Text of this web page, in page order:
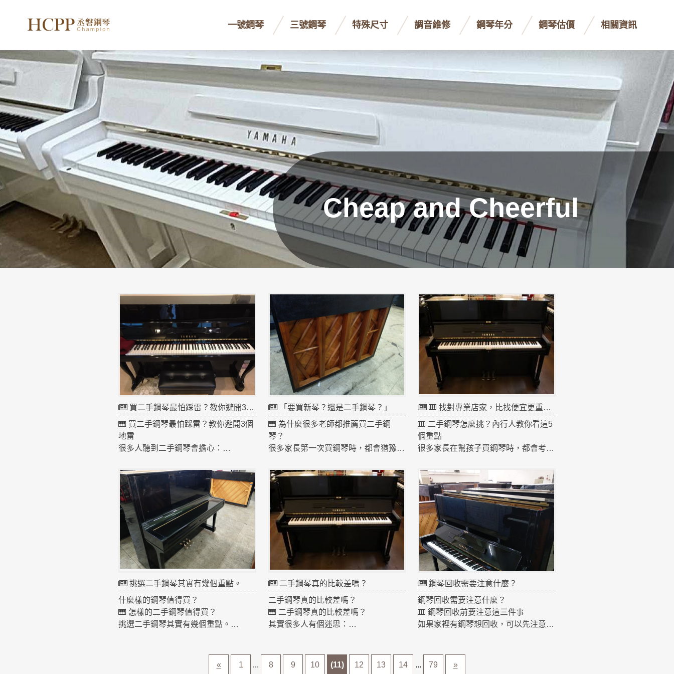
一號鋼琴 三號鋼琴 特殊尺寸 調音維修 鋼琴年分 鋼琴估價 相關資訊
Cheap and Cheerful
買二手鋼琴最怕踩雷？教你避開3個地雷
🎹 買二手鋼琴最怕踩雷？教你避開3個
地雷
很多人聽到二手鋼琴會擔心：
其實只要注意幾個地方
就可以大大降低風險。
⚠️ 地雷一：來路不明
有些鋼琴來源不清楚
例如
❌ 長期潮濕
❌ 倉庫放太久
❌ 未整理直接販售
這些都可能影響壽命。
⚠️ 地雷二：沒有整理
鋼琴是精密樂器
通常有 8000多個零件
如果沒有經過
✔ 整修
「要買新琴？還是二手鋼琴？」
🎹 為什麼很多老師都推薦買二手鋼
琴？
很多家長第一次買鋼琴時，都會猶豫
其實很多鋼琴老師都會建議學生
先從二手鋼琴開始。
原因有幾個：
1️⃣ CP值高
新鋼琴價格通常在
💰 8萬～20萬以上
但優質的二手鋼琴
可能 3萬～6萬就能入手
對初學者來說非常划算。
2️⃣ 音色更成熟
鋼琴其實和小提琴一樣
使用一段時間後聲音會更穩定
很多日本製鋼琴，音色甚至比新琴更溫
潤。
對初學者來說
最重要的是
🎹 找對專業店家，比找便宜更重要。
🎹 二手鋼琴怎麼挑？內行人教你看這5
個重點
很多家長在幫孩子買鋼琴時，都會考慮
定比新琴差。但如果不懂得挑選，很容
易買到狀況不好的鋼琴。
今天分享幾個 挑選二手鋼琴的重要重
點。
1️⃣ 看品牌
建議優先選擇大品牌，例如
Yamaha、Kawai 等日系鋼琴，品質穩
定、零件耐用，使用壽命通常可達數十
年。
2️⃣ 看琴況
打開鋼琴上蓋觀察內部
✔ 琴弦是否生鏽
✔ 木頭是否有裂痕
✔ 是否有潮濕或霉味
3️⃣ 試彈觸鍵
好的鋼琴觸鍵應該
挑選二手鋼琴其實有幾個重點。
什麼樣的鋼琴值得買？
🎹 怎樣的二手鋼琴值得買？
挑選二手鋼琴其實有幾個重點。
二手鋼琴真的比較差嗎？
二手鋼琴真的比較差嗎？
🎹 二手鋼琴真的比較差嗎？
其實很多人有個迷思：
只要經過：
鋼琴回收需要注意什麼？
鋼琴回收需要注意什麼？
🎹 鋼琴回收前要注意這三件事
如果家裡有鋼琴想回收，可以先注意幾
日本鋼琴通常比較有回收價值。
« 1 ... 8 9 10 (11) 12 13 14 ... 79 »